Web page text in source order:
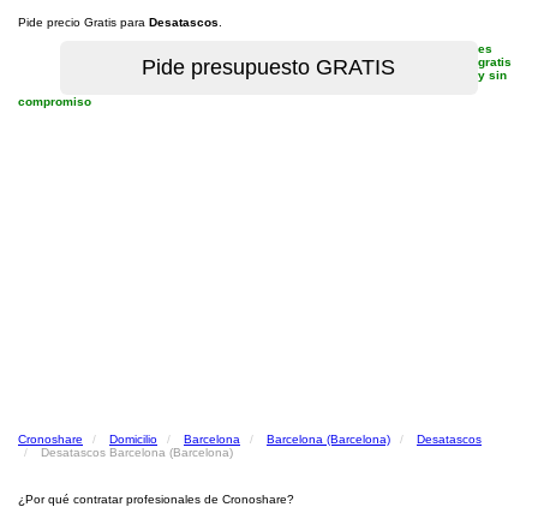
Pide precio Gratis para Desatascos
es
gratis
y sin
compromiso
Cronoshare Domicilio Barcelona Barcelona (Barcelona)
Desatascos
Desatascos Barcelona (Barcelona)
¿Por qué contratar profesionales de Cronoshare?